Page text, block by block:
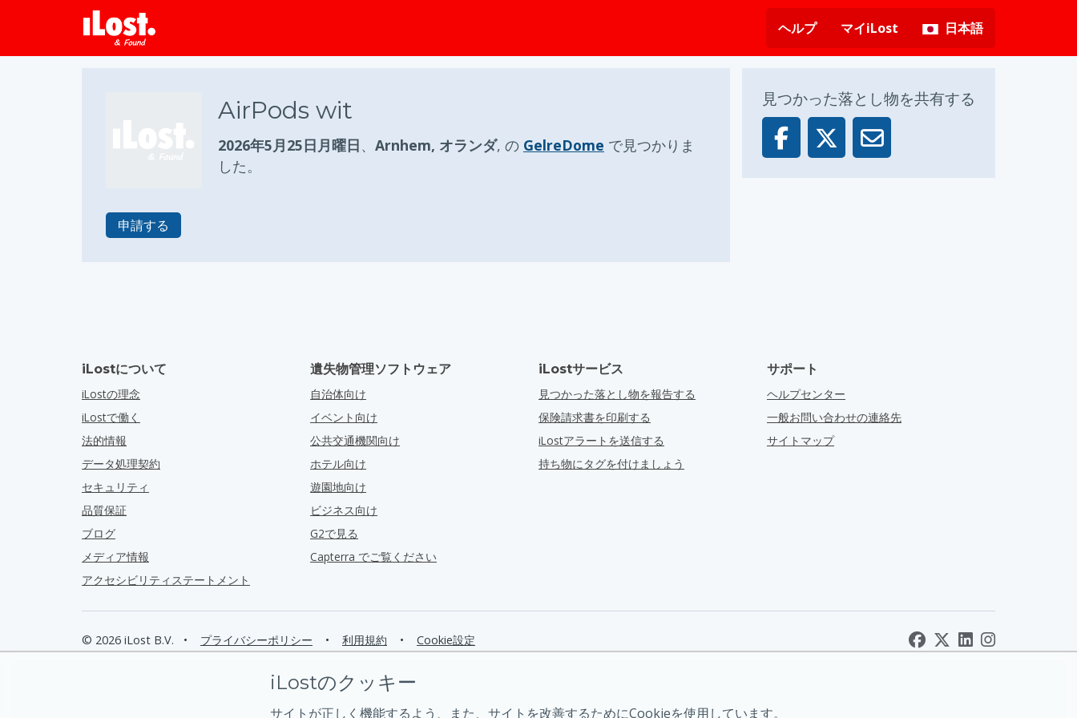
ヘルプ
マイiLost 日本語
AirPods wit
2026年5月25日月曜日、 Arnhem, オランダ, の GelreDome で見つかりま
した。
申請する
見つかった落とし物を共有する
iLostについて
iLostの理念
iLostで働く
法的情報
データ処理契約
セキュリティ
品質保証
ブログ
メディア情報
アクセシビリティステートメント
遺失物管理ソフトウェア
自治体向け
イベント向け
公共交通機関向け
ホテル向け
遊園地向け
ビジネス向け
G2で見る
Capterra でご覧ください
iLostサービス
見つかった落とし物を報告する
保険請求書を印刷する
iLostアラートを送信する
持ち物にタグを付けましょう
サポート
ヘルプセンター
一般お問い合わせの連絡先
サイトマップ
© 2026 iLost B.V. • プライバシーポリシー • 利用規約 • Cookie設定
iLostのクッキー
サイトが正しく機能するよう、また、サイトを改善するためにCookieを使用しています。